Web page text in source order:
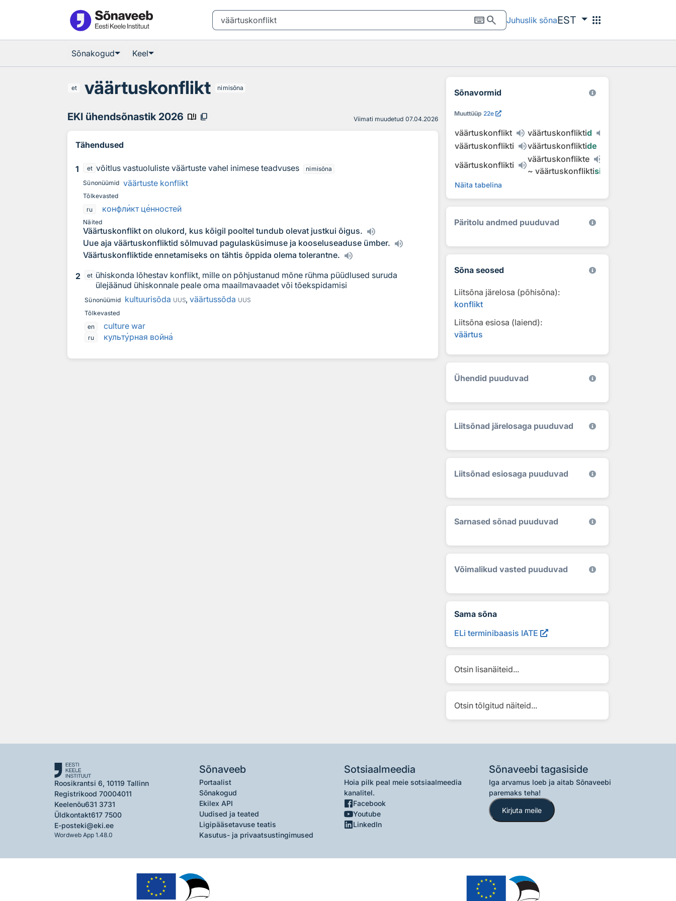
keyboardsearch Juhuslik sõnaEST apps
Sõnakogud Keel
et väärtuskonflikt nimisõna
EKI ühendsõnastik 2026 book_ribbon content_copy Viimati muudetud 07.04.2026
Tähendused
1 et võitlus vastuoluliste väärtuste vahel inimese teadvuses
nimisõna
Sünonüümid väärtuste konflikt
Tõlkevasted
ru
конфликт ценностей
Näited
Väärtuskonflikt on olukord, kus kõigil pooltel tundub olevat justkui õigus.
Uue aja väärtuskonfliktid sõlmuvad pagulasküsimuse ja kooseluseaduse ümber.
Väärtuskonfliktide ennetamiseks on tähtis õppida olema tolerantne.
2 et ühiskonda lõhestav konflikt, mille on põhjustanud mõne rühma püüdlused suruda
ülejäänud ühiskonnale peale oma maailmavaadet või tõekspidamisi
Sünonüümid kultuurisõda UUS, väärtussõda UUS
Tõlkevasted
en
culture war
ru культурная война
Sõnavormid
Muuttüüp 22e
väärtuskonflikt väärtuskonfliktid
väärtuskonflikti
väärtuskonfliktide
väärtuskonflikti
väärtuskonflikte
~ väärtuskonfliktisid
Näita tabelina
Päritolu andmed puuduvad
Sõna seosed
Liitsõna järelosa (põhisõna):
konflikt
Liitsõna esiosa (laiend):
väärtus
Ühendid puuduvad
Liitsõnad järelosaga puuduvad
Liitsõnad esiosaga puuduvad
Sarnased sõnad puuduvad
Võimalikud vasted puuduvad
Sama sõna
ELi terminibaasis IATE
Otsin lisanäiteid...
Otsin tõlgitud näiteid...
Roosikrantsi 6, 10119 Tallinn
Registrikood 70004011
Keelenõu631 3731
Üldkontakt617 7500
E-posteki@eki.ee
Wordweb App 1.48.0
Sõnaveeb
Portaalist
Sõnakogud
Ekilex API
Uudised ja teated
Ligipääsetavuse teatis
Kasutus- ja privaatsustingimused
Sotsiaalmeedia
Hoia pilk peal meie sotsiaalmeedia
kanalitel.
Facebook
Youtube
LinkedIn
Sõnaveebi tagasiside
Iga arvamus loeb ja aitab Sõnaveebi
paremaks teha!
Kirjuta meile